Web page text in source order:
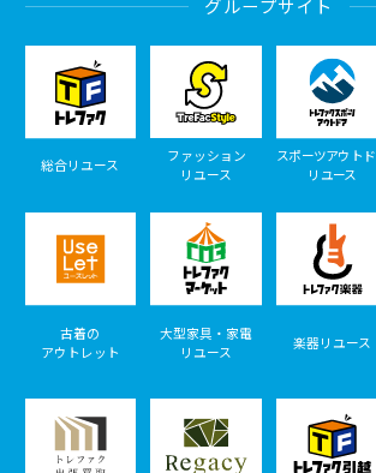
総合リユース
ファッション
リユース
スポーツアウト
リユース
古着の
アウトレット
大型家具・家電
リユース
楽器リユース